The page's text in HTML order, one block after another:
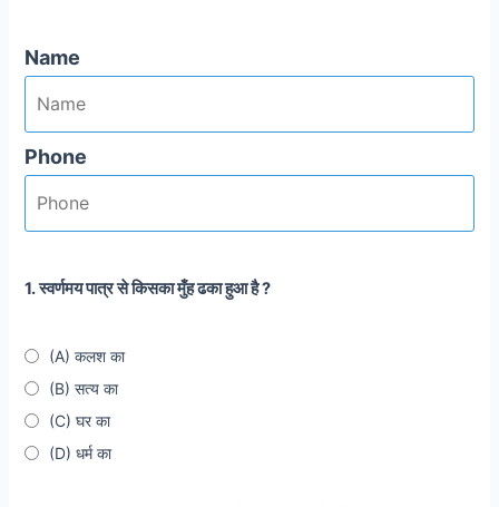
Name
Phone
1. स्वर्णमय पात्र से किसका मुँह ढका हुआ है ?
(A) कलश का
(B) सत्य का
(C) घर का
(D) धर्म का